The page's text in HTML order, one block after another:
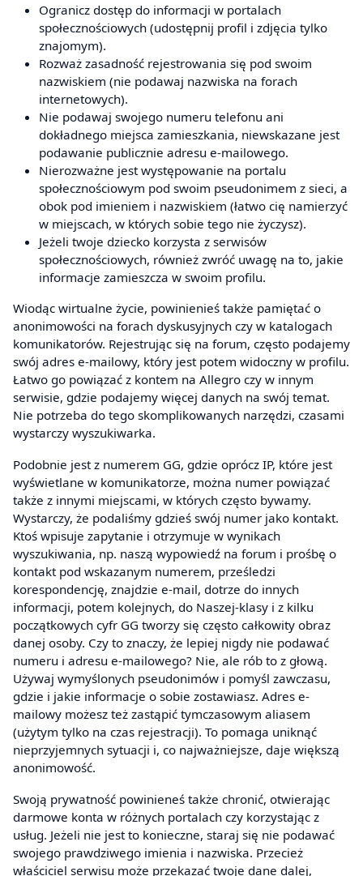
Ogranicz dostęp do informacji w portalach
społecznościowych (udostępnij profil i zdjęcia tylko
znajomym).
Rozważ zasadność rejestrowania się pod swoim
nazwiskiem (nie podawaj nazwiska na forach
internetowych).
Nie podawaj swojego numeru telefonu ani
dokładnego miejsca zamieszkania, niewskazane jest
podawanie publicznie adresu e-mailowego.
Nierozważne jest występowanie na portalu
społecznościowym pod swoim pseudonimem z sieci, a
obok pod imieniem i nazwiskiem (łatwo cię namierzyć
w miejscach, w których sobie tego nie życzysz).
Jeżeli twoje dziecko korzysta z serwisów
społecznościowych, również zwróć uwagę na to, jakie
informacje zamieszcza w swoim profilu.
Wiodąc wirtualne życie, powinienieś także pamiętać o
anonimowości na forach dyskusyjnych czy w katalogach
komunikatorów. Rejestrując się na forum, często podajemy
swój adres e-mailowy, który jest potem widoczny w profilu.
Łatwo go powiązać z kontem na Allegro czy w innym
serwisie, gdzie podajemy więcej danych na swój temat.
Nie potrzeba do tego skomplikowanych narzędzi, czasami
wystarczy wyszukiwarka.
Podobnie jest z numerem GG, gdzie oprócz IP, które jest
wyświetlane w komunikatorze, można numer powiązać
także z innymi miejscami, w których często bywamy.
Wystarczy, że podaliśmy gdzieś swój numer jako kontakt.
Ktoś wpisuje zapytanie i otrzymuje w wynikach
wyszukiwania, np. naszą wypowiedź na forum i prośbę o
kontakt pod wskazanym numerem, prześledzi
korespondencję, znajdzie e-mail, dotrze do innych
informacji, potem kolejnych, do Naszej-klasy i z kilku
początkowych cyfr GG tworzy się często całkowity obraz
danej osoby. Czy to znaczy, że lepiej nigdy nie podawać
numeru i adresu e-mailowego? Nie, ale rób to z głową.
Używaj wymyślonych pseudonimów i pomyśl zawczasu,
gdzie i jakie informacje o sobie zostawiasz. Adres e-
mailowy możesz też zastąpić tymczasowym aliasem
(użytym tylko na czas rejestracji). To pomaga uniknąć
nieprzyjemnych sytuacji i, co najważniejsze, daje większą
anonimowość.
Swoją prywatność powinieneś także chronić, otwierając
darmowe konta w różnych portalach czy korzystając z
usług. Jeżeli nie jest to konieczne, staraj się nie podawać
swojego prawdziwego imienia i nazwiska. Przecież
właściciel serwisu może przekazać twoje dane dalej,